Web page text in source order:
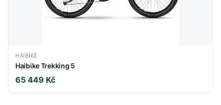
HAIBIKE
Haibike Trekking 5
65 449 Kč